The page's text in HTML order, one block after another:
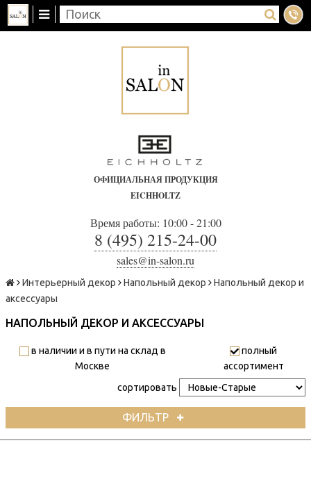
ОФИЦИАЛЬНАЯ ПРОДУКЦИЯ
EICHHOLTZ
Время работы: 10:00 - 21:00
8 (495) 215-24-00
sales@in-salon.ru
Интерьерный декор Напольный декор
Напольный декор и
аксессуары
НАПОЛЬНЫЙ ДЕКОР И АКСЕССУАРЫ
в наличии и в пути на склад в
Москве
полный
ассортимент
сортировать
ФИЛЬТР